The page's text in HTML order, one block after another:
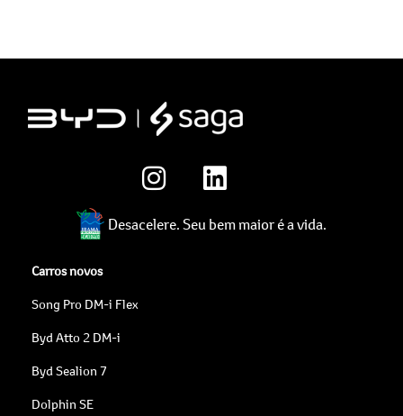
Desacelere. Seu bem maior é a vida.
Carros novos
Song Pro DM-i Flex
Byd Atto 2 DM-i
Byd Sealion 7
Dolphin SE